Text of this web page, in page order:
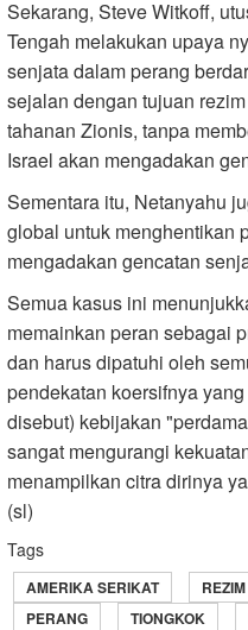
Sekarang, Steve Witkoff,
Tengah melakukan upaya
senjata dalam perang
sejalan dengan tujuan
tahanan Zionis, tanpa
Israel akan mengadakan
Sementara itu, Netanyahu
global untuk menghentikan
mengadakan gencatan
Semua kasus ini
memainkan peran sebagai
dan harus dipatuhi oleh
pendekatan koersifnya
disebut) kebijakan
sangat mengurangi
menampilkan citra dirinya
(sl)
Tags
AMERIKA SERIKAT
PERANG
TIONGKOK